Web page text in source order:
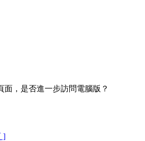
面，是否進一步訪問電腦版？
]